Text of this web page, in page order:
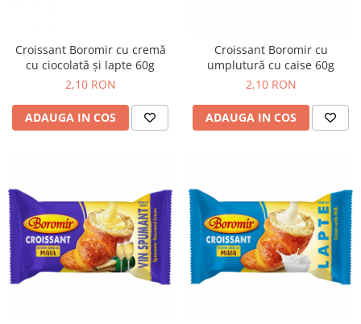
Cozonac cu Unt
Cozonac Royal
Cozonac Mos Craciun
Cozonac Duofino
Cozonac Imperial
Salam de biscuiti
Fursecuri
Creme tartinabile
Prajituri artizanale
Fursecuri cu unt
Croissant Boromir cu cremă
cu ciocolată și lapte 60g
2,10 RON
ADAUGA IN COS
Croissant Boromir cu
umplutură cu caise 60g
2,10 RON
ADAUGA IN COS